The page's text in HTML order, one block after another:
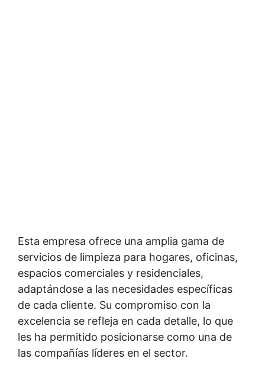
Esta empresa ofrece una amplia gama de
servicios de limpieza para hogares, oficinas,
espacios comerciales y residenciales,
adaptándose a las necesidades específicas
de cada cliente. Su compromiso con la
excelencia se refleja en cada detalle, lo que
les ha permitido posicionarse como una de
las compañías líderes en el sector.